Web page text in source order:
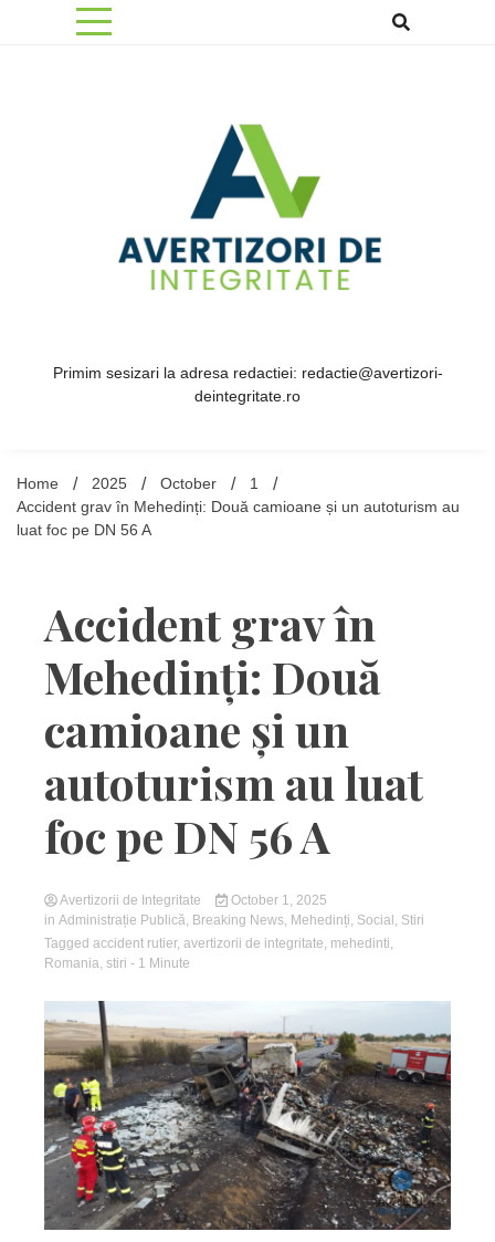
Primim sesizari la adresa redactiei: redactie@avertizori-
deintegritate.ro
Home 2025 October
1
Accident grav în Mehedinți: Două camioane și un autoturism au
luat foc pe DN 56 A
Accident grav în
Mehedinți: Două
camioane și un
autoturism au luat
foc pe DN 56 A
Avertizorii de Integritate
October 1, 2025
in Administrație Publică, Breaking News, Mehedinți, Social , Stiri
Tagged accident rutier, avertizorii de integritate, mehedinti,
Romania, stiri - 1 Minute